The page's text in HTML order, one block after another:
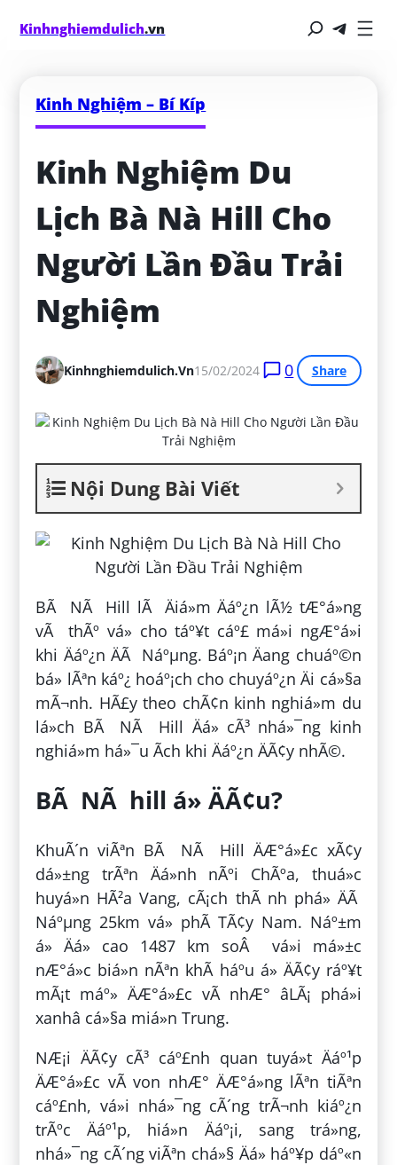
Kinhnghiemdulich.vn
Kinh Nghiệm – Bí Kíp
Kinh Nghiệm Du
Lịch Bà Nà Hill Cho
Người Lần Đầu Trải
Nghiệm
Kinhnghiemdulich.vn15/02/2024 0 Share
Nội Dung Bài Viết
BÃ NÃ Hill lÃ Äiá»m Äáº¿n lÃ½ tÆ°á»ng
vÃ thÃº vá» cho táº¥t cáº£ má»i ngÆ°á»i
khi Äáº¿n ÄÃ Náºµng. Báº¡n Äang chuáº©n
bá» lÃªn káº¿ hoáº¡ch cho chuyáº¿n Äi cá»§a
mÃ¬nh. HÃ£y theo chÃ¢n kinh nghiá»m du
lá»ch BÃ NÃ Hill Äá» cÃ³ nhá»¯ng kinh
nghiá»m há»¯u Ã­ch khi Äáº¿n ÄÃ¢y nhÃ©.
BÃ NÃ hill á» ÄÃ¢u?
KhuÃ´n viÃªn BÃ NÃ Hill ÄÆ°á»£c xÃ¢y
dá»±ng trÃªn Äá»nh nÃºi ChÃºa, thuá»c
huyá»n HÃ²a Vang, cÃ¡ch thÃ nh phá» ÄÃ
Náºµng 25km vá» phÃ­ TÃ¢y Nam. Náº±m
á» Äá» cao 1487 km soÂ vá»i má»±c
nÆ°á»c biá»n nÃªn khÃ­ háº­u á» ÄÃ¢y ráº¥t
mÃ¡t máº» ÄÆ°á»£c vÃ­ nhÆ° âLÃ¡ phá»i
xanhâ cá»§a miá»n Trung.
NÆ¡i ÄÃ¢y cÃ³ cáº£nh quan tuyá»t Äáº¹p
ÄÆ°á»£c vÃ­ von nhÆ° ÄÆ°á»ng lÃªn tiÃªn
cáº£nh, vá»i nhá»¯ng cÃ´ng trÃ¬nh kiáº¿n
trÃºc Äáº¹p, hiá»n Äáº¡i, sang trá»ng,
nhá»¯ng cÃ´ng viÃªn chá»§ Äá» háº¥p dáº«n